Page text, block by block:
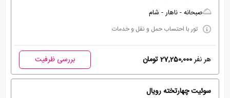
صبحانه - ناهار - شام
تور با احتساب حمل و نقل و خدمات
هر نفر27,250,000 تومان بررسی ظرفیت
سوئیت چهارتخته رویال